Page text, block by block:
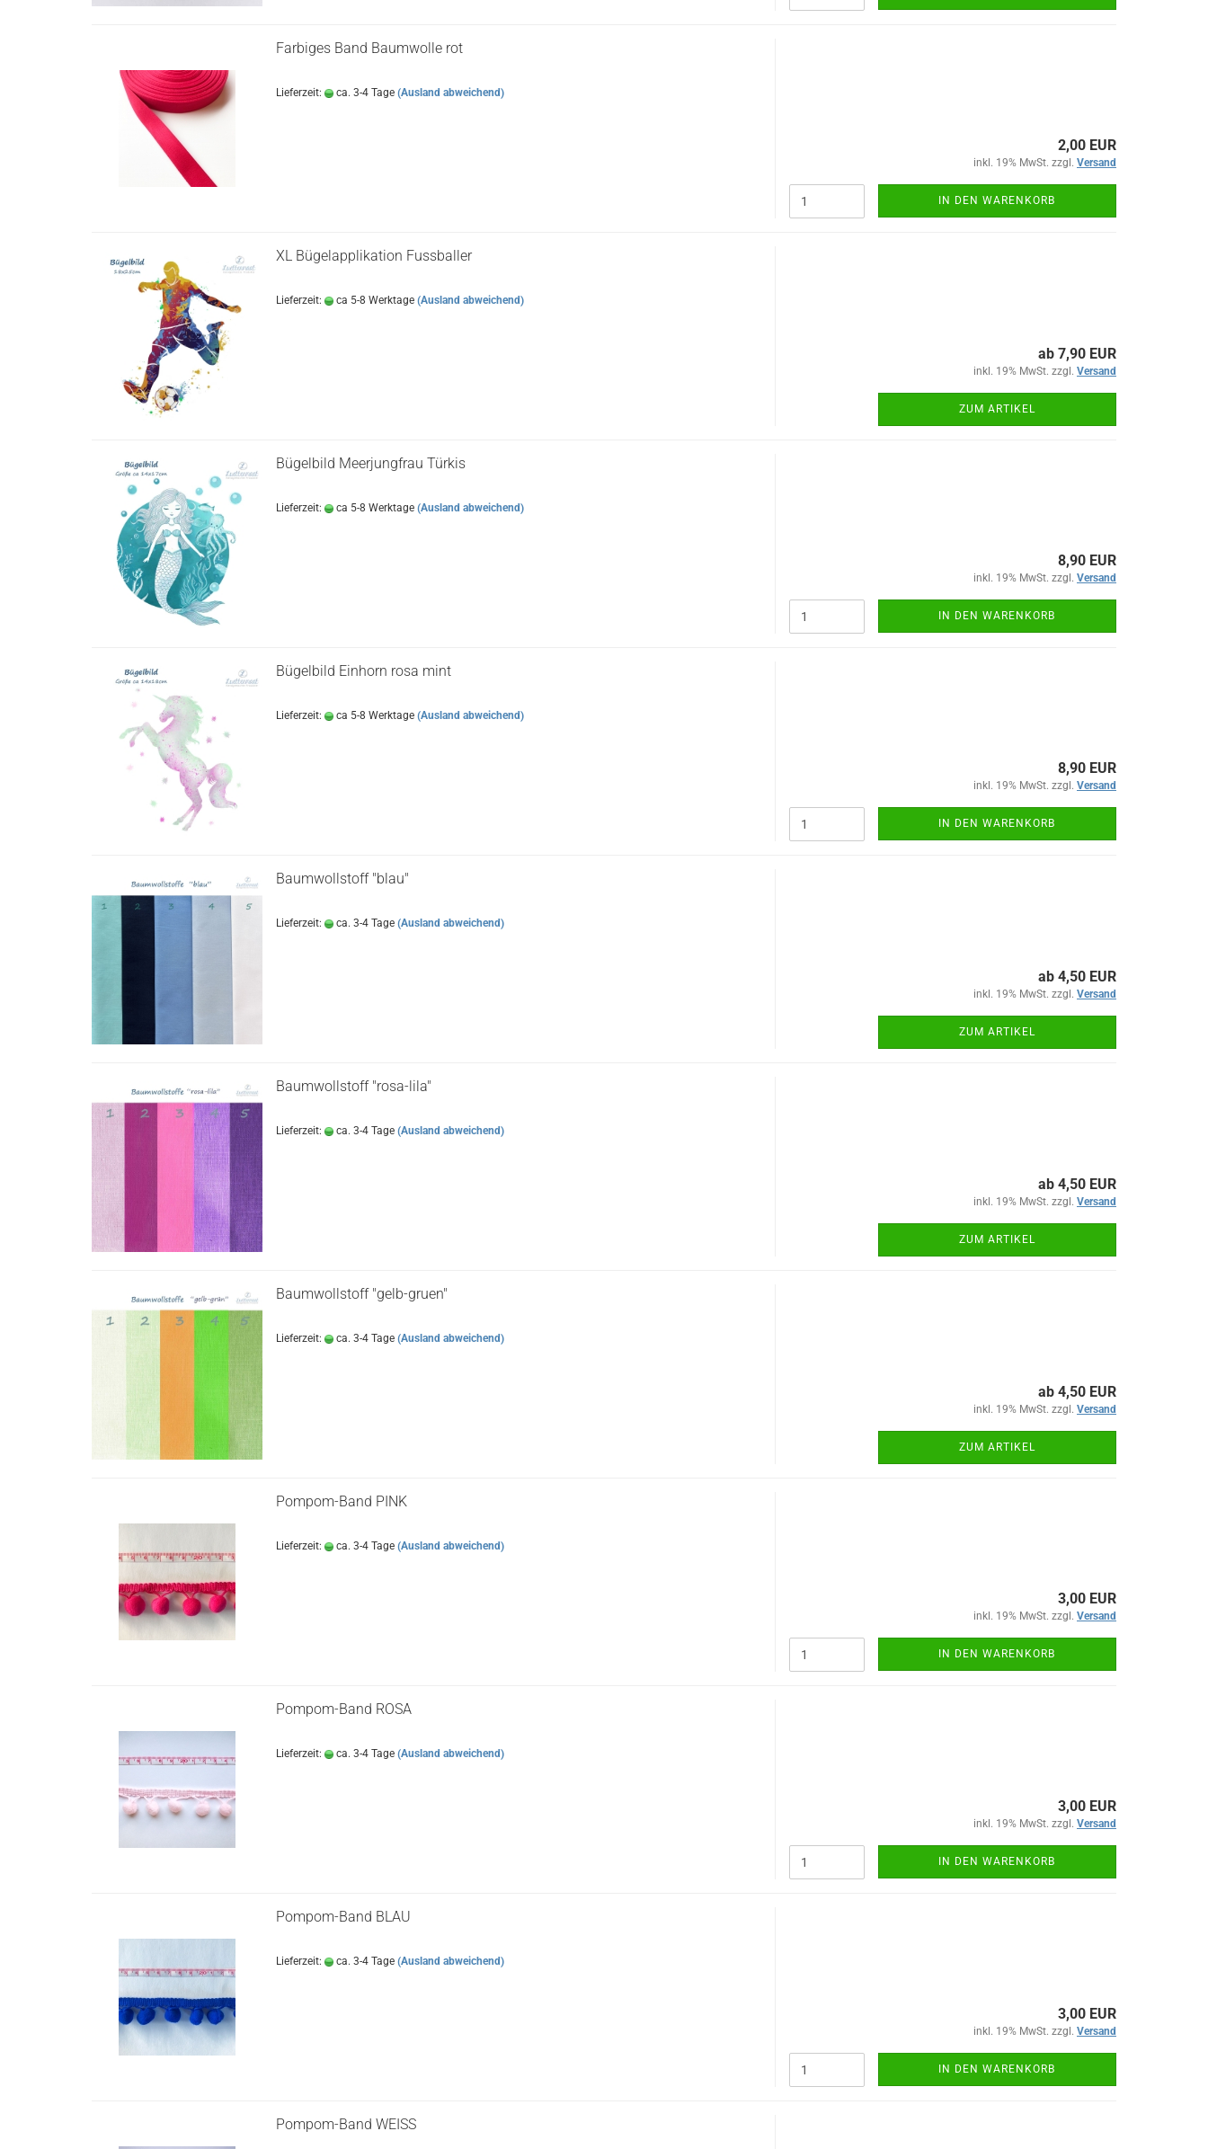
Farbiges Band Baumwolle rot
Lieferzeit: ca. 3-4 Tage (Ausland abweichend)
2,00 EUR
inkl. 19% MwSt. zzgl. Versand
IN DEN WARENKORB
XL Bügelapplikation Fussballer
Lieferzeit: ca 5-8 Werktage (Ausland abweichend)
ab 7,90 EUR
inkl. 19% MwSt. zzgl. Versand
ZUM ARTIKEL
Bügelbild Meerjungfrau Türkis
Lieferzeit: ca 5-8 Werktage (Ausland abweichend)
8,90 EUR
inkl. 19% MwSt. zzgl. Versand
IN DEN WARENKORB
Bügelbild Einhorn rosa mint
Lieferzeit: ca 5-8 Werktage (Ausland abweichend)
8,90 EUR
inkl. 19% MwSt. zzgl. Versand
IN DEN WARENKORB
Baumwollstoff "blau"
Lieferzeit: ca. 3-4 Tage (Ausland abweichend)
ab 4,50 EUR
inkl. 19% MwSt. zzgl. Versand
ZUM ARTIKEL
Baumwollstoff "rosa-lila"
Lieferzeit: ca. 3-4 Tage (Ausland abweichend)
ab 4,50 EUR
inkl. 19% MwSt. zzgl. Versand
ZUM ARTIKEL
Baumwollstoff "gelb-gruen"
Lieferzeit: ca. 3-4 Tage (Ausland abweichend)
ab 4,50 EUR
inkl. 19% MwSt. zzgl. Versand
ZUM ARTIKEL
Pompom-Band PINK
Lieferzeit: ca. 3-4 Tage (Ausland abweichend)
3,00 EUR
inkl. 19% MwSt. zzgl. Versand
IN DEN WARENKORB
Pompom-Band ROSA
Lieferzeit: ca. 3-4 Tage (Ausland abweichend)
3,00 EUR
inkl. 19% MwSt. zzgl. Versand
IN DEN WARENKORB
Pompom-Band BLAU
Lieferzeit: ca. 3-4 Tage (Ausland abweichend)
3,00 EUR
inkl. 19% MwSt. zzgl. Versand
IN DEN WARENKORB
Pompom-Band WEISS